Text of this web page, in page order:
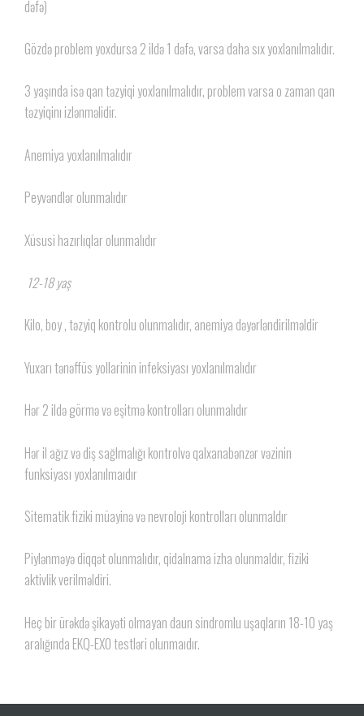
dəfə)
Gözdə problem yoxdursa 2 ildə 1 dəfə, varsa daha sıx yoxlanılmalıdır.
3 yaşında isə qan təzyiqi yoxlanılmalıdır, problem varsa o zaman qan
təzyiqinı izlənməlidir.
Anemiya yoxlanılmalıdır
Peyvəndlər olunmalıdır
Xüsusi hazırlıqlar olunmalıdır
12-18 yaş
Kilo, boy , təzyiq kontrolu olunmalıdır, anemiya dəyərləndirilməldir
Yuxarı tənəffüs yollarinin infeksiyası yoxlanılmalıdır
Hər 2 ildə görmə və eşitmə kontrolları olunmalıdır
Hər il ağız və diş sağlmalığı kontrolvə qalxanabənzər vəzinin
funksiyası yoxlanılmaıdır
Sitematik fiziki müayinə və nevroloji kontrolları olunmaldır
Piylənməyə diqqət olunmalıdır, qidalnama izha olunmaldır, fiziki
aktivlik verilməldiri.
Heç bir ürəkdə şikayəti olmayan daun sindromlu uşaqların 18-10 yaş
aralığında EKQ-EXO testləri olunmaıdır.